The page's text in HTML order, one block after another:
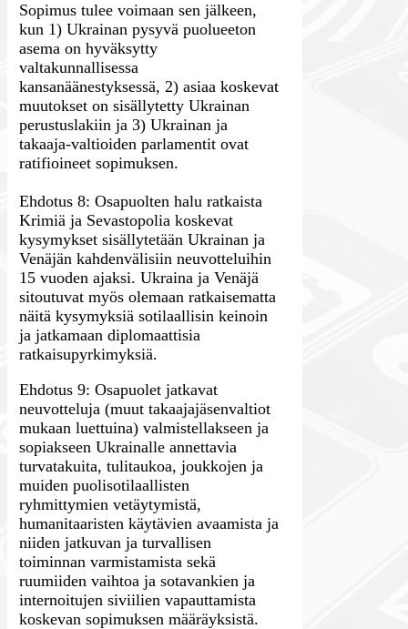
Sopimus tulee voimaan sen jälkeen,
kun 1) Ukrainan pysyvä puolueeton
asema on hyväksytty
valtakunnallisessa
kansanäänestyksessä, 2) asiaa koskevat
muutokset on sisällytetty Ukrainan
perustuslakiin ja 3) Ukrainan ja
takaaja-valtioiden parlamentit ovat
ratifioineet sopimuksen.
Ehdotus 8: Osapuolten halu ratkaista
Krimiä ja Sevastopolia koskevat
kysymykset sisällytetään Ukrainan ja
Venäjän kahdenvälisiin neuvotteluihin
15 vuoden ajaksi. Ukraina ja Venäjä
sitoutuvat myös olemaan ratkaisematta
näitä kysymyksiä sotilaallisin keinoin
ja jatkamaan diplomaattisia
ratkaisupyrkimyksiä.
Ehdotus 9: Osapuolet jatkavat
neuvotteluja (muut takaajajäsenvaltiot
mukaan luettuina) valmistellakseen ja
sopiakseen Ukrainalle annettavia
turvatakuita, tulitaukoa, joukkojen ja
muiden puolisotilaallisten
ryhmittymien vetäytymistä,
humanitaaristen käytävien avaamista ja
niiden jatkuvan ja turvallisen
toiminnan varmistamista sekä
ruumiiden vaihtoa ja sotavankien ja
internoitujen siviilien vapauttamista
koskevan sopimuksen määräyksistä.